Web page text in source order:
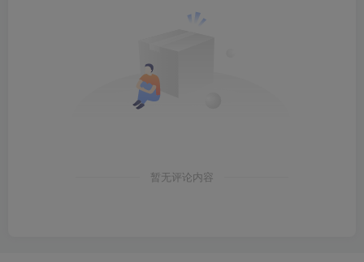
暂无评论内容